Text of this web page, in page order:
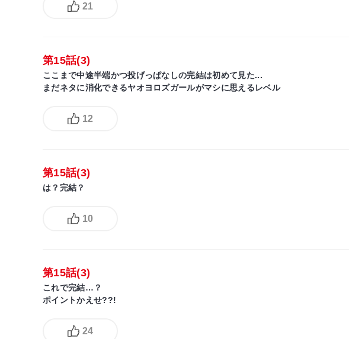
21
第15話(3)
ここまで中途半端かつ投げっぱなしの完結は初めて見た...
まだネタに消化できるヤオヨロズガールがマシに思えるレベル
12
第15話(3)
は？完結？
10
第15話(3)
これで完結…？
ポイントかえせ??!
24